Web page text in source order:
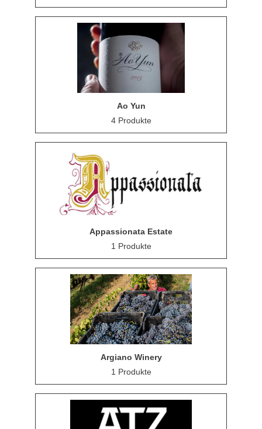
Ao Yun
4 Produkte
Appassionata Estate
1 Produkte
Argiano Winery
1 Produkte